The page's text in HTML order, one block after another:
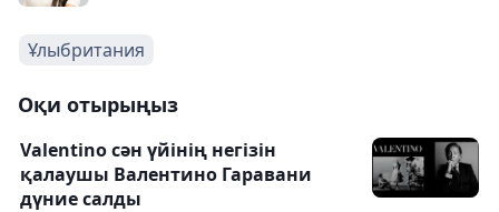
Ұлыбритания
Оқи отырыңыз
Valentino сән үйінің негізін
қалаушы Валентино Гаравани
дүние салды